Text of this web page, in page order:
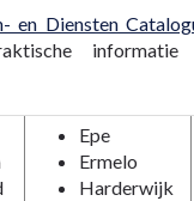
en Diensten
Epe
Ermelo
Harderwijk